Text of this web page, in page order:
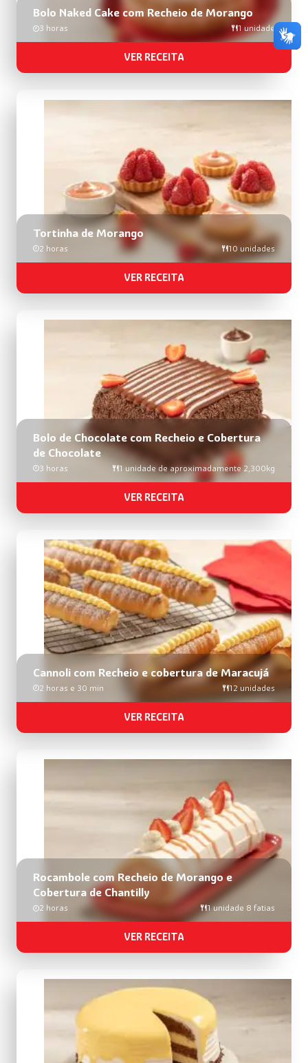
Bolo Naked Cake com Recheio de Morango
3 horas 1 unidade
VER RECEITA
Tortinha de Morango
2 horas 10 unidades
VER RECEITA
Bolo de Chocolate com Recheio e Cobertura
de Chocolate
3 horas 1 unidade de aproximadamente 2,300kg
VER RECEITA
Cannoli com Recheio e cobertura de Maracujá
2 horas e 30 min 12 unidades
VER RECEITA
Rocambole com Recheio de Morango e
Cobertura de Chantilly
2 horas 1 unidade 8 fatias
VER RECEITA